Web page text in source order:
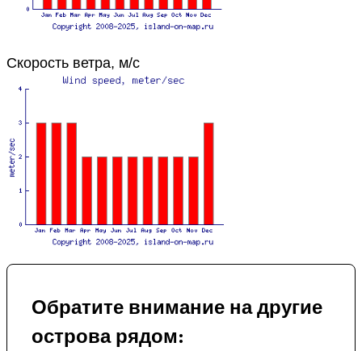
Скорость ветра, м/с
Обратите внимание на другие
острова рядом: